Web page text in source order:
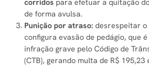
de forma avulsa.
Punição por atraso: desrespeitar o
configura evasão de pedágio, que
infração grave pelo Código de
(CTB), gerando multa de R$ 195,23